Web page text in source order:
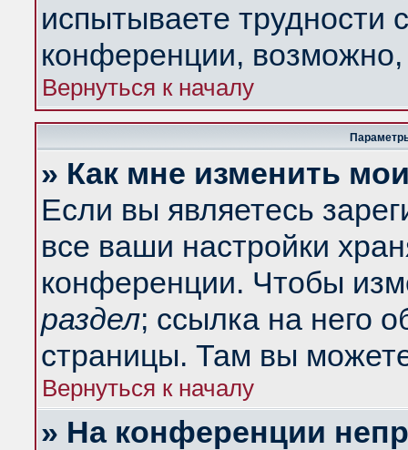
испытываете трудности
конференции,
Вернуться к началу
» Как мне изменить
Если вы являетесь
все ваши настройки
конференции. Чтобы
раздел; ссылка на него
страницы. Там вы
Вернуться к началу
» На конференции